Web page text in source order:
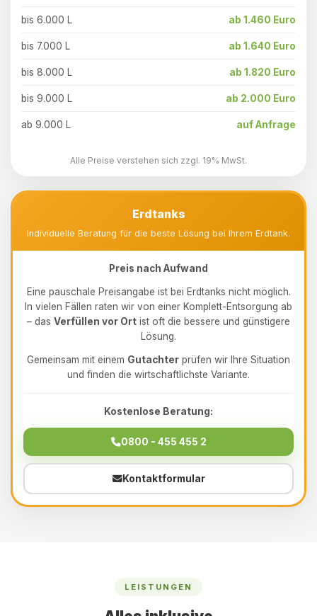
bis 6.000 L ab 1.460 Euro
bis 7.000 L ab 1.640 Euro
bis 8.000 L ab 1.820 Euro
bis 9.000 L ab 2.000 Euro
ab 9.000 L auf Anfrage
Alle Preise verstehen sich zzgl. 19% MwSt.
Erdtanks
Individuelle Beratung für die beste Lösung bei Ihrem Erdtank.
Preis nach Aufwand
Eine pauschale Preisangabe ist bei Erdtanks nicht möglich.
In vielen Fällen raten wir von einer Komplett-Entsorgung ab
– das Verfüllen vor Ort ist oft die bessere und günstigere
Lösung.
Gemeinsam mit einem Gutachter prüfen wir Ihre Situation
und finden die wirtschaftlichste Variante.
Kostenlose Beratung:
0800 - 455 455 2
Kontaktformular
LEISTUNGEN